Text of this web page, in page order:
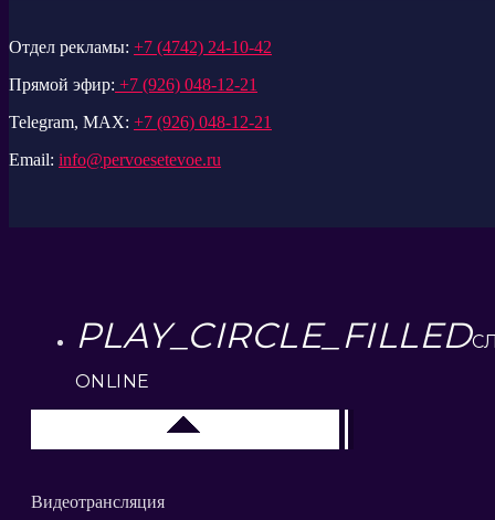
Отдел рекламы: +7 (4742) 24-10-42
Прямой эфир: +7 (926) 048-12-21
Telegram, MAX: +7 (926) 048-12-21
Email: info@pervoesetevoe.ru
PLAY_CIRCLE_FILLED
ONLINE
Видеотрансляция